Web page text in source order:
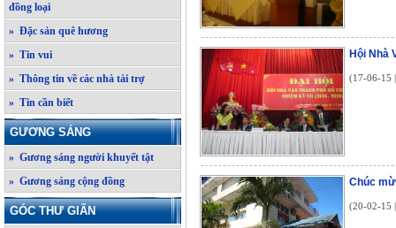
đồng loại
» Đặc sản quê hương
» Tin vui
» Thông tin về các nhà tài trợ
» Tin cần biết
GƯƠNG SÁNG
» Gương sáng người khuyết tật
» Gương sáng cộng đồng
GÓC THƯ GIÃN
Hội Nhà
(17-06-15
Chúc
(20-02-15